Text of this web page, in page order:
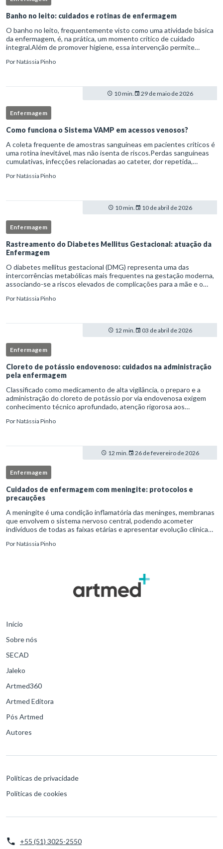
Banho no leito: cuidados e rotinas de enfermagem
O banho no leito, frequentemente visto como uma atividade básica
da enfermagem, é, na prática, um momento crítico de cuidado
integral.Além de promover higiene, essa intervenção permite
PorNatássia Pinho
10 min. 29 de maio de 2026
Enfermagem
Como funciona o Sistema VAMP em acessos venosos?
A coleta frequente de amostras sanguíneas em pacientes críticos é
uma rotina inevitável, mas não isenta de riscos.Perdas sanguíneas
cumulativas, infecções relacionadas ao cateter, dor repetida,
PorNatássia Pinho
10 min. 10 de abril de 2026
Enfermagem
Rastreamento do Diabetes Mellitus Gestacional: atuação da
Enfermagem
O diabetes mellitus gestacional (DMG) representa uma das
intercorrências metabólicas mais frequentes na gestação moderna,
associando-se a riscos elevados de complicações para a mãe e o
enferm
PorNatássia Pinho
12 min. 03 de abril de 2026
Enfermagem
Cloreto de potássio endovenoso: cuidados na administração
pela enfermagem
Classificado como medicamento de alta vigilância, o preparo e a
administração do cloreto de potássio por via endovenosa exigem
conhecimento técnico aprofundado, atenção rigorosa aos
enfermag
PorNatássia Pinho
12 min. 26 de fevereiro de 2026
Enfermagem
Cuidados de enfermagem com meningite: protocolos e
precauções
A meningite é uma condição inflamatória das meninges, membranas
que envolvem o sistema nervoso central, podendo acometer
indivíduos de todas as faixas etárias e apresentar evolução clínica
PorNatássia Pinho
Início
Sobre nós
SECAD
Jaleko
Artmed360
Artmed Editora
Pós Artmed
Autores
Políticas de privacidade
Políticas de cookies
+55 (51) 3025-2550